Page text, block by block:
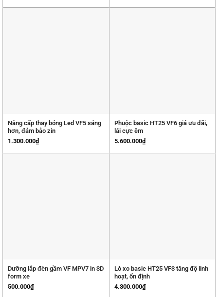
Nâng cấp thay bóng Led VF5 sáng
hơn, đảm bảo zin
1.300.000₫
Phuộc basic HT25 VF6 giá ưu đãi,
lái cực êm
5.600.000₫
Dưỡng lắp đèn gầm VF MPV7 in 3D
form xe
500.000₫
Lò xo basic HT25 VF3 tăng độ linh
hoạt, ổn định
4.300.000₫